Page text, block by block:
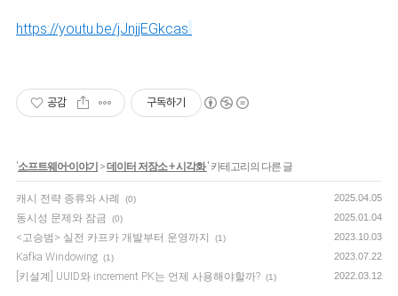
https://youtu.be/jJnjjEGkcas
공감 구독하기
'소프트웨어-이야기 >데이터 저장소 + 시각화' 카테고리의 다른 글
캐시 전략 종류와 사례 (0) 2025.04.05
동시성 문제와 잠금 (0) 2025.01.04
<고승범> 실전 카프카 개발부터 운영까지 (1) 2023.10.03
Kafka Windowing (1) 2023.07.22
[키설계] UUID와 increment PK는 언제 사용해야할까? (1) 2022.03.12